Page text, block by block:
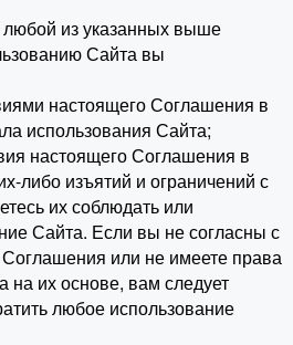
из указанных выше
Сайта вы
настоящего Соглашения в
использования Сайта;
настоящего Соглашения в
либо изъятий и ограничений с
их соблюдать или
Сайта. Если вы не согласны с
или не имеете права
на их основе, вам следует
любое использование